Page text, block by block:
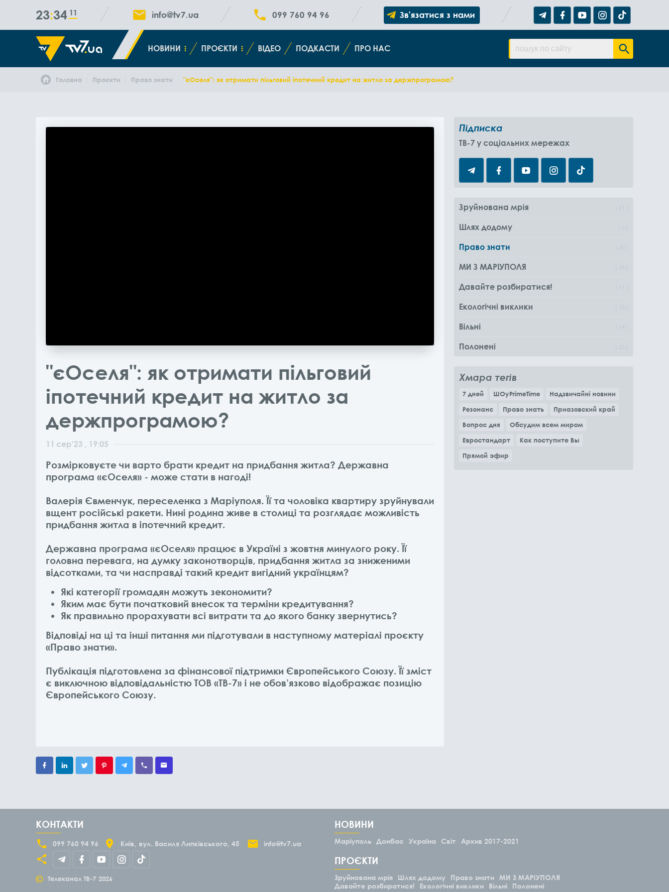
23 34 12 info@tv7.ua 099 760 94 96 Зв'язатися з нами
НОВИНИ ПРОЄКТИ ВІДЕО ПОДКАСТИ ПРО НАС
Головна Проєкти Право знати "єОселя": як отримати пільговий іпотечний кредит на житло за держпрограмою?
"єОселя": як отримати пільговий
іпотечний кредит на житло за
держпрограмою?
11 сер'23 , 19:05
Розмірковуєте чи варто брати кредит на придбання житла? Державна
програма «єОселя» - може стати в нагоді!
Валерія Євменчук, переселенка з Маріуполя. Її та чоловіка квартиру зруйнували
вщент російські ракети. Нині родина живе в столиці та розглядає можливість
придбання житла в іпотечний кредит.
Державна програма «єОселя» працює в Україні з жовтня минулого року. Її
головна перевага, на думку законотворців, придбання житла за зниженими
відсотками, та чи насправді такий кредит вигідний українцям?
Які категорії громадян можуть зекономити?
Яким має бути початковий внесок та терміни кредитування?
Як правильно прорахувати всі витрати та до якого банку звернутись?
Відповіді на ці та інші питання ми підготували в наступному матеріалі проєкту
«Право знати».
Публікація підготовлена за фінансової підтримки Європейського Союзу. Її зміст
є виключною відповідальністю ТОВ «ТВ-7» і не обов’язково відображає позицію
Європейського Союзу.
Підписка
TB-7 у соціальних мережах
Зруйнована мрія
Шлях додому
Право знати
МИ З МАРІУПОЛЯ
Давайте розбиратися!
Екологічні виклики
Вільні
Полонені
Хмара тегів
7 дней ШОуPrimeTime
Надзвичайні новини
Резонанс
Право знать
Приазовский край
Вопрос дня
Обсудим всем миром
Евростандарт
Как поступите Вы
Прямой эфир
КОНТАКТИ
099 760 94 96 Київ вул. Василя Липківського, 45 info@tv7.ua
© Телеканал ТВ-7 2026
НОВИНИ
Маріуполь Донбас Україна Світ Архив 2017-2021
ПРОЄКТИ
Зруйнована мрія Шлях додому Право знати
МИ З МАРІУПОЛЯ
Давайте розбиратися!
Екологічні виклики Вільні Полонені